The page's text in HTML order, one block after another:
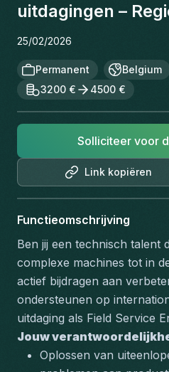
uitdagingen –
25/02/2026
Permanent Belgium
3200 €
4500 €
Link kopiëren
Solliciteer voor
Functieomschrijving
Ben jij een technisch talent
complexe machines tot in
actief bijdragen aan
ondersteunen op
uitdaging als Field Service
Jouw
Oplossen van